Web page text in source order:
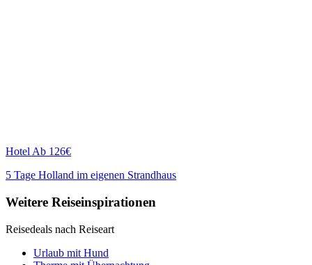
Hotel Ab 126€
5 Tage Holland im eigenen Strandhaus
Weitere Reiseinspirationen
Reisedeals nach Reiseart
Urlaub mit Hund